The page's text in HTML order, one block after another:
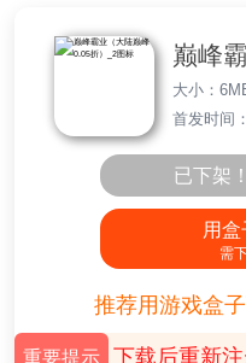
大小：
首发时间
已下架
用盒
需
推荐用游戏盒
重要提示 下载后重新